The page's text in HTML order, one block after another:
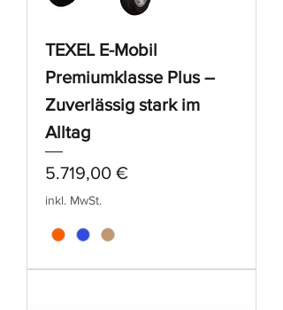
TEXEL E-Mobil
Premiumklasse Plus –
Zuverlässig stark im
Alltag
Preis
5.719,00 €
inkl. MwSt.